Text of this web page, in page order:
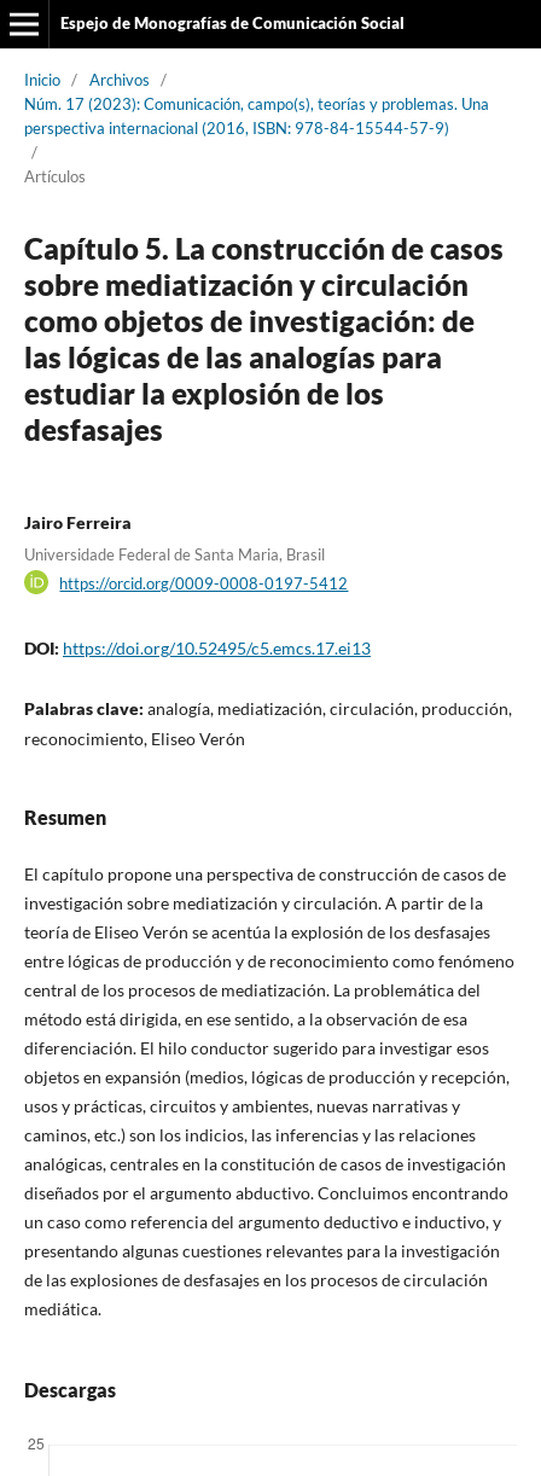
Espejo de Monografías de Comunicación Social
Inicio / Archivos
/
Núm. 17 (2023): Comunicación, campo(s), teorías y problemas. Una
perspectiva internacional (2016, ISBN: 978-84-15544-57-9)
/
Artículos
Capítulo 5. La construcción de casos
sobre mediatización y circulación
como objetos de investigación: de
las lógicas de las analogías para
estudiar la explosión de los
desfasajes
Jairo Ferreira
Universidade Federal de Santa Maria, Brasil
https://orcid.org/0009-0008-0197-5412
DOI: https://doi.org/10.52495/c5.emcs.17.ei13
Palabras clave: analogía, mediatización, circulación, producción,
reconocimiento, Eliseo Verón
Resumen
El capítulo propone una perspectiva de construcción de casos de
investigación sobre mediatización y circulación. A partir de la
teoría de Eliseo Verón se acentúa la explosión de los desfasajes
entre lógicas de producción y de reconocimiento como fenómeno
central de los procesos de mediatización. La problemática del
método está dirigida, en ese sentido, a la observación de esa
diferenciación. El hilo conductor sugerido para investigar esos
objetos en expansión (medios, lógicas de producción y recepción,
usos y prácticas, circuitos y ambientes, nuevas narrativas y
caminos, etc.) son los indicios, las inferencias y las relaciones
analógicas, centrales en la constitución de casos de investigación
diseñados por el argumento abductivo. Concluimos encontrando
un caso como referencia del argumento deductivo e inductivo, y
presentando algunas cuestiones relevantes para la investigación
de las explosiones de desfasajes en los procesos de circulación
mediática.
Descargas